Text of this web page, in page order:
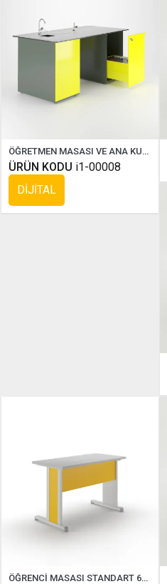
ÖĞRETMEN MASASI VE ANA KUMANDA PANELİ ( COMPAKT DİJİTAL )
ÜRÜN KODU i1-00008
DİJİTAL
ÖĞRENCİ MASASI STANDART 60X120 CM